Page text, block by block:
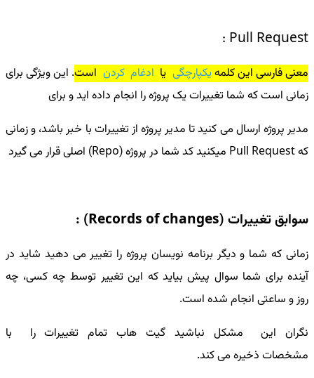
Pull Request :
معنی فارسی این کلمهیکپارچگی یا ادغام کردن است. این ویژگی برای
زمانی است که شما تغییرات یک پروژه را انجام داده اید و برای
مدیر پروژه ارسال می کنید تا مدیر پروژه از تغییرات با خبر باشد، و زمانی
که Pull Request میکنید کد شما در پروژه (Repo) اصلی قرار می گیرد
سوابق تغییرات (Records of changes) :
زمانی که شما و دیگر برنامه نویسان پروژه را تغییر می دهید شاید در
آینده برای شما سوال پیش بیاید که این تغییر توسط چه کسی، چه
روز و ساعتی انجام شده است.
نگران این مشکل نباشید گیت هاب تمام تغییرات را با
مشخصات ذخیره می کند.